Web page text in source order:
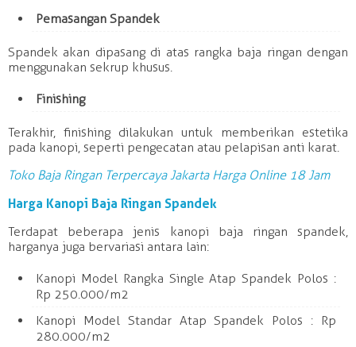
Pemasangan Spandek
Spandek akan dipasang di atas rangka baja ringan dengan
menggunakan sekrup khusus.
Finishing
Terakhir, finishing dilakukan untuk memberikan estetika
pada kanopi, seperti pengecatan atau pelapisan anti karat.
Toko Baja Ringan Terpercaya Jakarta Harga Online 18 Jam
Harga Kanopi Baja Ringan Spandek
Terdapat beberapa jenis kanopi baja ringan spandek,
harganya juga bervariasi antara lain:
Kanopi Model Rangka Single Atap Spandek Polos :
Rp 250.000/m2
Kanopi Model Standar Atap Spandek Polos : Rp
280.000/m2